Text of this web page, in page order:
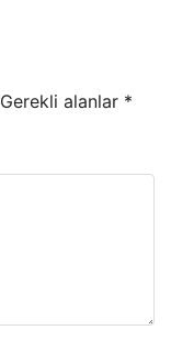
Gerekli alanlar *